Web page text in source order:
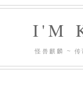
I'M
怪兽麒麟 ~ 传